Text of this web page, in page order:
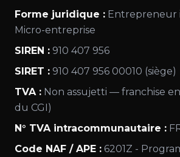
Forme juridique :
Micro-entreprise
SIREN : 910 407 956
SIRET : 910 407 956 00010 (siège)
TVA : Non assujetti — franchise
du CGI)
N° TVA intracommunautaire :
Code NAF / APE : 6201Z -